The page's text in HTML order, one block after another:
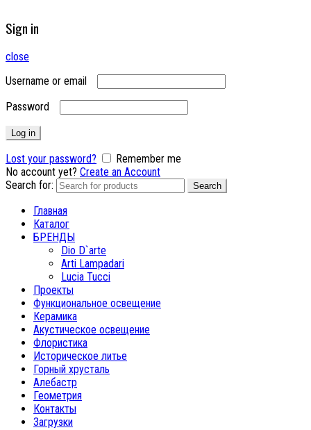
Sign in
close
Username or email
Password
Log in
Lost your password?
Remember me
No account yet? Create an Account
Search for:
Search
Главная
Каталог
БРЕНДЫ
Dio D`arte
Arti Lampadari
Lucia Tucci
Проекты
Функциональное освещение
Керамика
Акустическое освещение
Флористика
Историческое литье
Горный хрусталь
Алебастр
Геометрия
Контакты
Загрузки